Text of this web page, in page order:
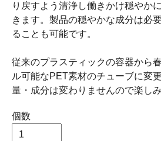
り戻すよう清浄し働きかけ穏やか
きます。製品の穏やかな成分は必
ることも可能です。
従来のプラスティックの容器から
ル可能なPET素材のチューブに変
量・成分は変わりませんので楽し
個数